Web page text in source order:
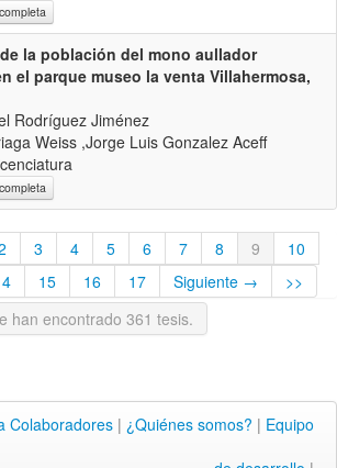
la población del mono aullador
el parque museo la venta Villahermosa,
Rodríguez Jiménez
Weiss ,Jorge Luis Gonzalez Aceff
3 4 5 6 7 8 9
10
15 16 17 Siguiente →
>>
han encontrado 361 tesis.
Colaboradores | ¿Quiénes somos? | Equipo